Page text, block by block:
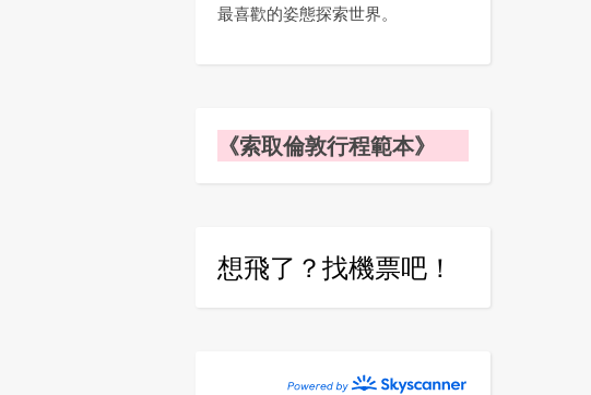
最喜歡的姿態探索世界。
《索取倫敦行程範本》
想飛了？找機票吧！